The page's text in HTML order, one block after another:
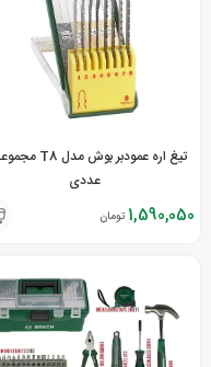
عددی
1,590,050 تومان